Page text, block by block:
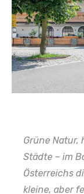
Grüne Natur,
Städte – im
Österreichs
kleine, aber